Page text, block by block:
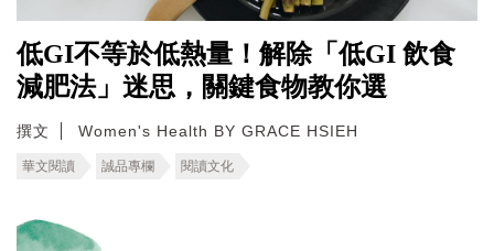
低GI不等於低熱量！解除「低GI 飲食
減肥法」迷思，關鍵食物教你選
撰文 Women's Health BY GRACE HSIEH
華文閱讀 誠品專欄 閱讀文化